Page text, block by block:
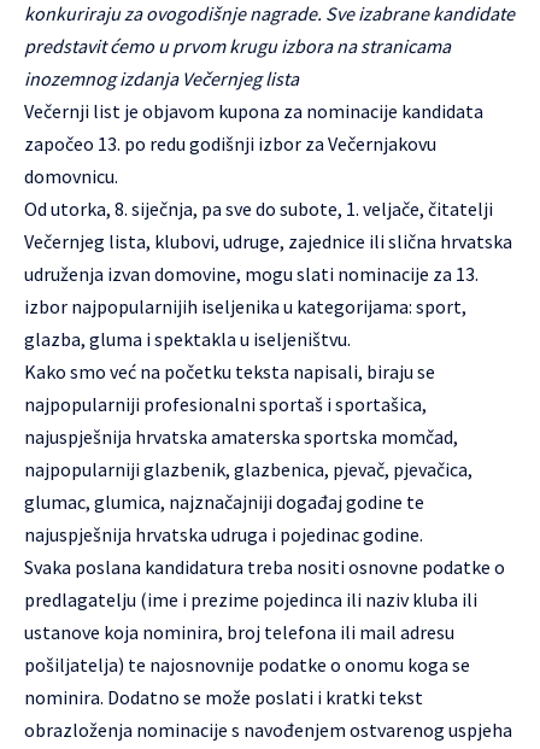
konkuriraju za ovogodišnje nagrade. Sve izabrane kandidate
predstavit ćemo u prvom krugu izbora na stranicama
inozemnog izdanja Večernjeg lista
Večernji list je objavom kupona za nominacije kandidata
započeo 13. po redu godišnji izbor za Večernjakovu
domovnicu.
Od utorka, 8. siječnja, pa sve do subote, 1. veljače, čitatelji
Večernjeg lista, klubovi, udruge, zajednice ili slična hrvatska
udruženja izvan domovine, mogu slati nominacije za 13.
izbor najpopularnijih iseljenika u kategorijama: sport,
glazba, gluma i spektakla u iseljeništvu.
Kako smo već na početku teksta napisali, biraju se
najpopularniji profesionalni sportaš i sportašica,
najuspješnija hrvatska amaterska sportska momčad,
najpopularniji glazbenik, glazbenica, pjevač, pjevačica,
glumac, glumica, najznačajniji događaj godine te
najuspješnija hrvatska udruga i pojedinac godine.
Svaka poslana kandidatura treba nositi osnovne podatke o
predlagatelju (ime i prezime pojedinca ili naziv kluba ili
ustanove koja nominira, broj telefona ili mail adresu
pošiljatelja) te najosnovnije podatke o onomu koga se
nominira. Dodatno se može poslati i kratki tekst
obrazloženja nominacije s navođenjem ostvarenog uspjeha